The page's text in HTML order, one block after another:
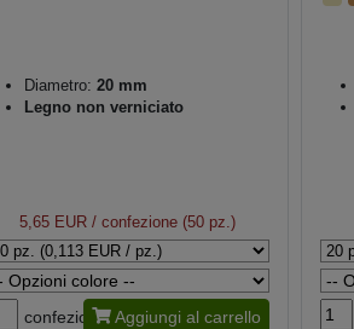
Diametro: 20 mm
Legno non verniciato
5,65 EUR/ confezione (50 pz.)
confezione Aggiungi al carrello